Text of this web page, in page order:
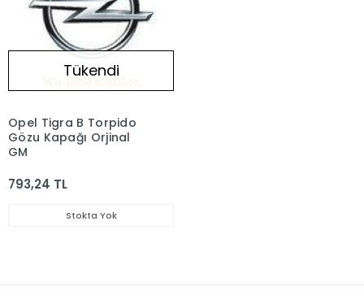
Tükendi
Opel Tigra B Torpido
Gözu Kapağı Orjinal
GM
793,24 TL
Stokta Yok